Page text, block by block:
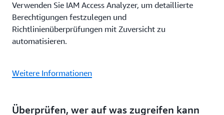
Verwenden Sie IAM Access Analyzer, um detaillierte
Berechtigungen festzulegen und
Richtlinienüberprüfungen mit Zuversicht zu
automatisieren.
Weitere Informationen
Überprüfen, wer auf was zugreifen kann